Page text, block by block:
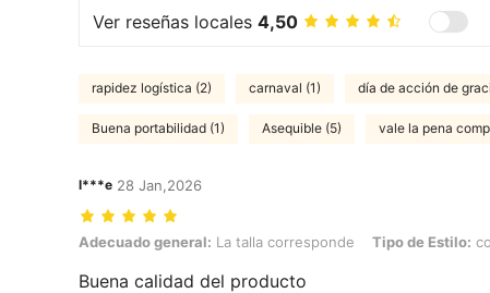
Ver reseñas locales 4,50
rapidez logística (2) carnaval (1) día de acción de
Buena portabilidad (1) Asequible (5) vale la pena
l***e 28 Jan,2026
Adecuado general: La talla corresponde, Tipo de Estilo: color sólido,
Adecuado general: La talla corresponde Tipo de Estilo:
Buena calidad del producto